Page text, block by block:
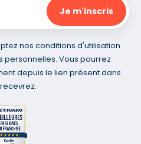
nos conditions d'utilisation
Vous pourrez
depuis le lien présent dans